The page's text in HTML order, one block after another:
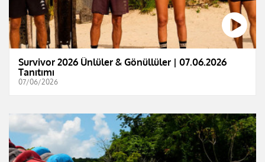
Survivor 2026 Ünlüler & Gönüllüler | 07.06.2026
Tanıtımı
07/06/2026